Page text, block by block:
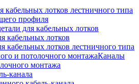
кабельных лотков лестничного типа
профиля
для кабельных лотков
кабельных лотков
кабельных лотков лестничного типа
Каналы
монтажа
канала